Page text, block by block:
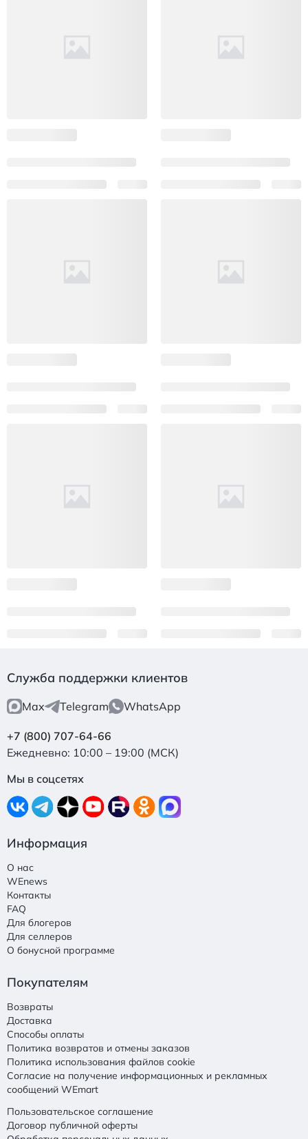
Служба поддержки клиентов
Max Telegram WhatsApp
+7 (800) 707-64-66
Ежедневно: 10:00 – 19:00 (МСК)
Мы в соцсетях
Информация
О нас
WEnews
Контакты
FAQ
Для блогеров
Для селлеров
О бонусной программе
Покупателям
Возвраты
Доставка
Способы оплаты
Политика возвратов и отмены заказов
Политика использования файлов cookie
Согласие на получение информационных и рекламных
сообщений WEmart
Пользовательское соглашение
Договор публичной оферты